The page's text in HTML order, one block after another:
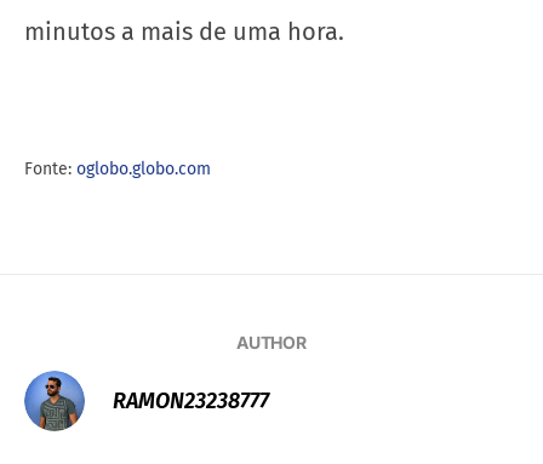
minutos a mais de uma hora.
Fonte: oglobo.globo.com
AUTHOR
RAMON23238777